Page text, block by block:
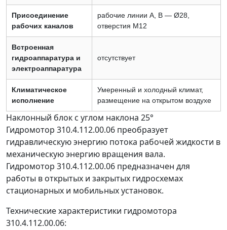
Присоединение
рабочих каналов
рабочие линии A, B — Ø28,
отверстия M12
Встроенная
гидроаппаратура и
электроаппаратура
отсутствует
Климатическое
исполнение
Умеренный и холодный климат,
размещение на открытом воздухе
Наклонный блок с углом наклона 25°
Гидромотор 310.4.112.00.06 преобразует
гидравлическую энергию потока рабочей жидкости в
механическую энергию вращения вала.
Гидромотор 310.4.112.00.06 предназначен для
работы в открытых и закрытых гидросхемах
стационарных и мобильных установок.
Технические характеристики гидромотора
310.4.112.00.06: